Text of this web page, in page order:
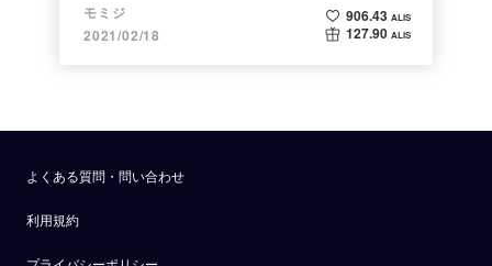
モミジ
2021/02/18
906.43 ALIS
127.90 ALIS
よくある質問・問い合わせ
利用規約